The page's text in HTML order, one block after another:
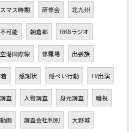
マス時期 研修会 北九州
可能 朝倉郡 RKBラジオ
港国際線 修羅場 出張族
感謝状 隠ぺい行動 TV出演
査 人物調査 身元調査 暗視
画 調査会社判別 大野城